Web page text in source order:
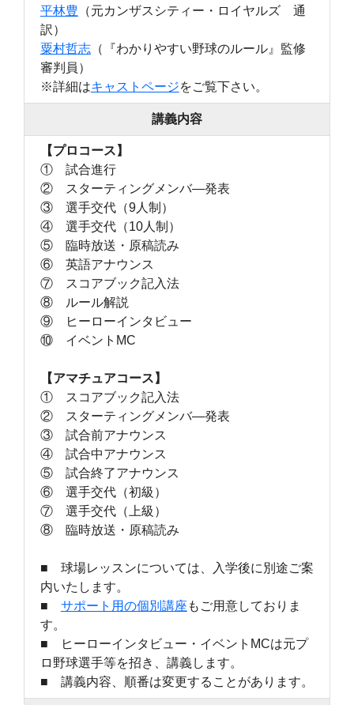
平林豊 （元カンザスシティー・ロイヤルズ 通
訳）
粟村哲志（『わかりやすい野球のルール』監修
審判員）
※詳細はキャストページをご覧下さい。
講義内容
【プロコース】
① 試合進行
② スターティングメンバ―発表
③ 選手交代（9人制）
④ 選手交代（10人制）
⑤ 臨時放送・原稿読み
⑥ 英語アナウンス
⑦ スコアブック記入法
⑧ ルール解説
⑨ ヒーローインタビュー
⑩ イベントMC
【アマチュアコース】
① スコアブック記入法
② スターティングメンバ―発表
③ 試合前アナウンス
④ 試合中アナウンス
⑤ 試合終了アナウンス
⑥ 選手交代（初級）
⑦ 選手交代（上級）
⑧ 臨時放送・原稿読み
■ 球場レッスンについては、入学後に別途ご案
内いたします。
■ サポート用の個別講座 もご用意しておりま
す。
■ ヒーローインタビュー・イベントMCは元プ
ロ野球選手等を招き、講義します。
■ 講義内容、順番は変更することがあります。